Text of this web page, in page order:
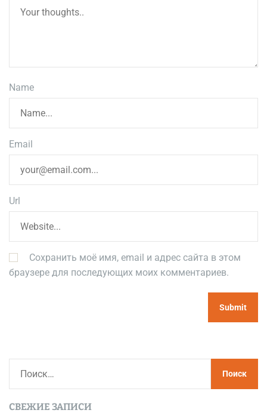
Name
Email
Url
Сохранить моё имя, email и адрес сайта в этом
браузере для последующих моих комментариев.
т
СВЕЖИЕ ЗАПИСИ